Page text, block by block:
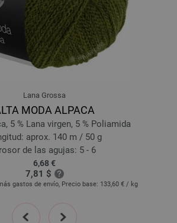
4033493375276
Lana Grossa
MODA ALPACA
5 % Lana virgen, 5 % Poliamida
aprox. 140 m / 50 g
de las agujas: 5 - 6
6,68 €
7,81 $
gastos de envío, Precio base: 133,60 € / kg
prev next